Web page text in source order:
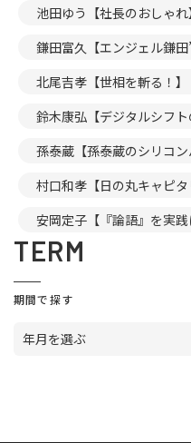
池田ゆう【社長のおしゃれ
鎌田富久【エンジェル鎌田
北尾吉孝【世相を斬る！】
鈴木康弘【デジタルシフト
孫泰蔵【孫泰蔵のシリコン
村口和孝【日の丸キャピタ
安岡定子【『論語』を実践
TERM
期間で探す
年月を選ぶ